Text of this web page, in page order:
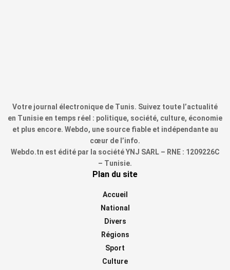
Votre journal électronique de Tunis. Suivez toute l’actualité
en Tunisie en temps réel : politique, société, culture, économie
et plus encore. Webdo, une source fiable et indépendante au
cœur de l’info.
Webdo.tn est édité par la société YNJ SARL – RNE : 1209226C
– Tunisie.
Plan du site
Accueil
National
Divers
Régions
Sport
Culture